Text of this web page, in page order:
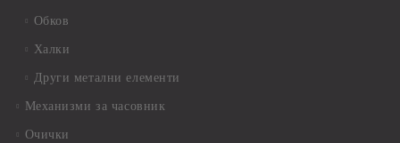
Обков
Халки
Други метални елементи
Механизми за часовник
Очички